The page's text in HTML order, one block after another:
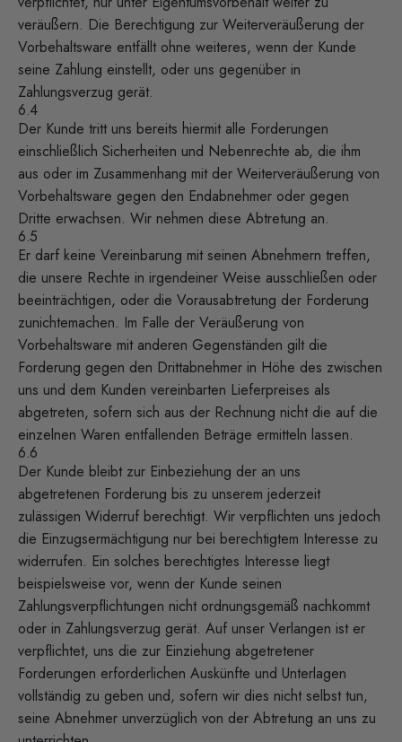
veräußern. Die Berechtigung zur Weiterveräußerung der
Vorbehaltsware entfällt ohne weiteres, wenn der Kunde
seine Zahlung einstellt, oder uns gegenüber in
Zahlungsverzug gerät.
6.4
Der Kunde tritt uns bereits hiermit alle Forderungen
einschließlich Sicherheiten und Nebenrechte ab, die ihm
aus oder im Zusammenhang mit der Weiterveräußerung von
Vorbehaltsware gegen den Endabnehmer oder gegen
Dritte erwachsen. Wir nehmen diese Abtretung an.
6.5
Er darf keine Vereinbarung mit seinen Abnehmern treffen,
die unsere Rechte in irgendeiner Weise ausschließen oder
beeinträchtigen, oder die Vorausabtretung der Forderung
zunichtemachen. Im Falle der Veräußerung von
Vorbehaltsware mit anderen Gegenständen gilt die
Forderung gegen den Drittabnehmer in Höhe des zwischen
uns und dem Kunden vereinbarten Lieferpreises als
abgetreten, sofern sich aus der Rechnung nicht die auf die
einzelnen Waren entfallenden Beträge ermitteln lassen.
6.6
Der Kunde bleibt zur Einbeziehung der an uns
abgetretenen Forderung bis zu unserem jederzeit
zulässigen Widerruf berechtigt. Wir verpflichten uns jedoch
die Einzugsermächtigung nur bei berechtigtem Interesse zu
widerrufen. Ein solches berechtigtes Interesse liegt
beispielsweise vor, wenn der Kunde seinen
Zahlungsverpflichtungen nicht ordnungsgemäß nachkommt
oder in Zahlungsverzug gerät. Auf unser Verlangen ist er
verpflichtet, uns die zur Einziehung abgetretener
Forderungen erforderlichen Auskünfte und Unterlagen
vollständig zu geben und, sofern wir dies nicht selbst tun,
seine Abnehmer unverzüglich von der Abtretung an uns zu